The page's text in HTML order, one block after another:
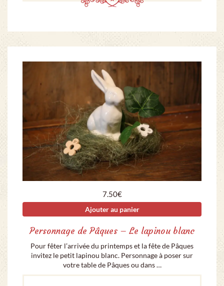
7.50€
Ajouter au panier
Personnage de Pâques – Le lapinou blanc
Pour fêter l’arrivée du printemps et la fête de Pâques
invitez le petit lapinou blanc. Personnage à poser sur
votre table de Pâques ou dans …